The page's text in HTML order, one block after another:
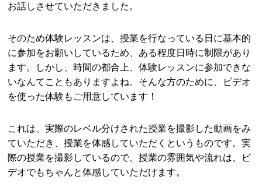
お話しさせていただきました。
そのため体験レッスンは、授業を行なっている日に基本的
に参加をお願いしているため、ある程度日時に制限があり
ます。しかし、時間の都合上、体験レッスンに参加できな
いなんてこともありますよね。そんな方のために、ビデオ
を使った体験もご用意しています！
これは、実際のレベル分けされた授業を撮影した動画をみ
ていただき、授業を体感していただくというものです。実
際の授業を撮影しているので、授業の雰囲気や流れは、ビ
デオでもちゃんと体感していただけます。